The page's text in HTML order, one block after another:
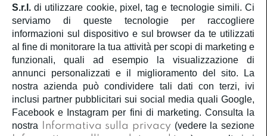
Iscriviti alla newsletter
Ho letto e capisco la privacy policy e la cookie policy
e acconsento al trattamento dei miei dati personali.
S.r.l. di utilizzare cookie, pixel, tag e tecnologie simili. Ci
serviamo di queste tecnologie per raccogliere
informazioni sul dispositivo e sul browser da te utilizzati
al fine di monitorare la tua attività per scopi di marketing e
funzionali, quali ad esempio la visualizzazione di
annunci personalizzati e il miglioramento del sito. La
nostra azienda può condividere tali dati con terzi, ivi
inclusi partner pubblicitari sui social media quali Google,
Facebook e Instagram per fini di marketing. Consulta la
nostra
Informativa sulla privacy (vedere la sezione